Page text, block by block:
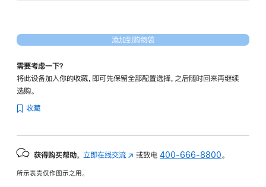
添加到购物袋
需要考虑一下？
将此设备加入你的收藏，即可先保留全部配置选择，之后随时回来再继续
选购。
收藏
获得购买帮助， 立即在线交流 (在 或致电400-666-8800 。
所示表壳仅作图示之用。